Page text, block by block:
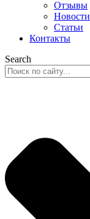
Отзывы
Новости
Статьи
Контакты
Search